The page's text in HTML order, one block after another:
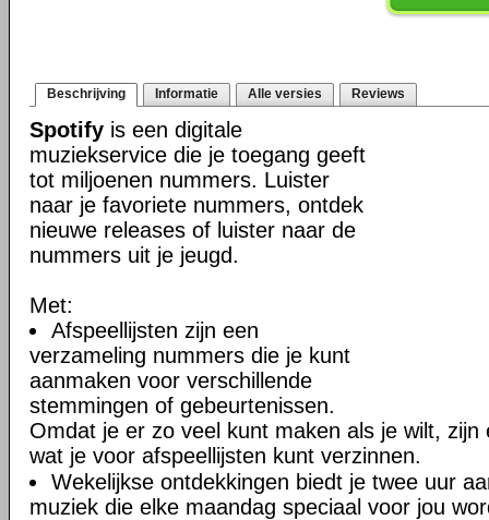
Beschrijving Informatie Alle versies Reviews
Spotify is een digitale
muziekservice die je toegang geeft
tot miljoenen nummers. Luister
naar je favoriete nummers, ontdek
nieuwe releases of luister naar de
nummers uit je jeugd.
Met:
Afspeellijsten zijn een
verzameling nummers die je kunt
aanmaken voor verschillende
stemmingen of gebeurtenissen.
Omdat je er zo veel kunt maken als je wilt, zijn
wat je voor afspeellijsten kunt verzinnen.
Wekelijkse ontdekkingen biedt je twee uur
muziek die elke maandag speciaal voor jou